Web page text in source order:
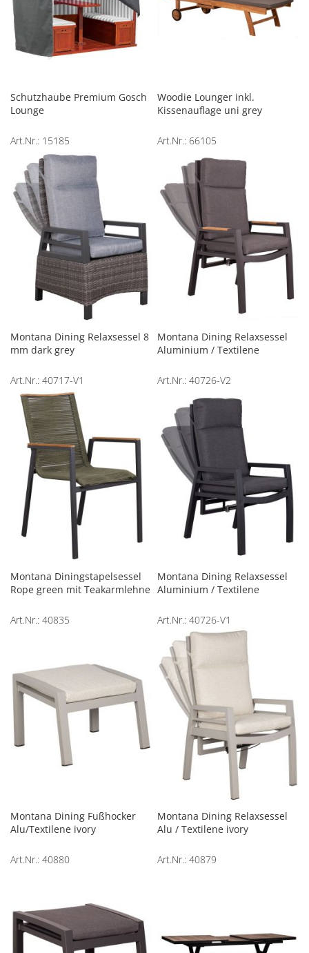
Schutzhaube Premium Gosch
Lounge
Art.Nr.: 15185
Woodie Lounger inkl.
Kissenauflage uni grey
Art.Nr.: 66105
Montana Dining Relaxsessel 8
mm dark grey
Art.Nr.: 40717-V1
Montana Dining Relaxsessel
Aluminium / Textilene
Art.Nr.: 40726-V2
Montana Diningstapelsessel
Rope green mit Teakarmlehne
Art.Nr.: 40835
Montana Dining Relaxsessel
Aluminium / Textilene
Art.Nr.: 40726-V1
Montana Dining Fußhocker
Alu/Textilene ivory
Art.Nr.: 40880
Montana Dining Relaxsessel
Alu / Textilene ivory
Art.Nr.: 40879